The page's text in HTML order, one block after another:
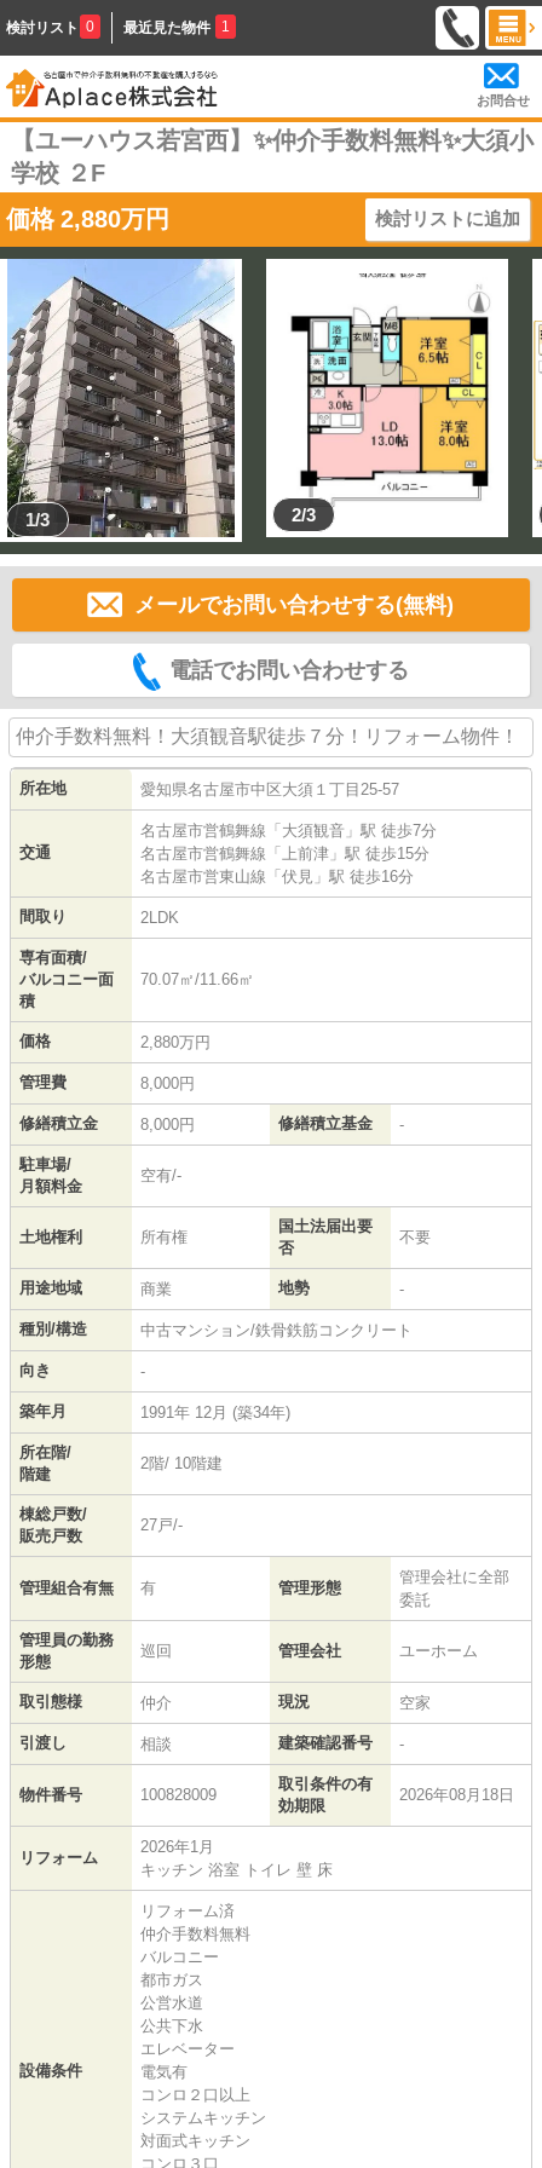
検討リスト 0 最近見た物件 1
お問合せ
【ユーハウス若宮西】✨️仲介手数料無料✨️大須小
学校 ２F
価格 2,880万円 検討リストに追加
1/3 2/3
メールでお問い合わせする(無料)
電話でお問い合わせする
仲介手数料無料！大須観音駅徒歩７分！リフォーム物件！
所在地 愛知県名古屋市中区大須 １丁目25-57
交通
名古屋市営鶴舞線 「 大須観音 」駅 徒歩7分
名古屋市営鶴舞線 「 上前津 」駅 徒歩15分
名古屋市営東山線 「 伏見 」駅 徒歩16分
間取り 2LDK
専有面積/
バルコニー面
積
70.07㎡/11.66㎡
価格 2,880万円
管理費 8,000円
修繕積立金 8,000円 修繕積立基金 -
駐車場/
月額料金
空有/-
土地権利 所有権
国土法届出要
否
不要
用途地域 商業 地勢 -
種別/構造 中古マンション/鉄骨鉄筋コンクリート
向き -
築年月 1991年 12月 (築34年)
所在階/
階建
2階/ 10階建
棟総戸数/
販売戸数
27戸/-
管理組合有無 有 管理形態
管理会社に全部
委託
管理員の勤務
形態
巡回 管理会社 ユーホーム
取引態様 仲介 現況 空家
引渡し 相談 建築確認番号 -
物件番号 100828009
取引条件の有
効期限
2026年08月18日
リフォーム
2026年1月
キッチン 浴室 トイレ 壁 床
設備条件
リフォーム済
仲介手数料無料
バルコニー
都市ガス
公営水道
公共下水
エレベーター
電気有
コンロ２口以上
システムキッチン
対面式キッチン
コンロ３口